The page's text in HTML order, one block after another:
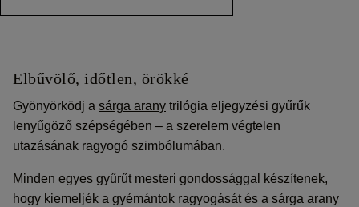
Elbűvölő, időtlen, örökké
Gyönyörködj a sárga arany trilógia eljegyzési gyűrűk
lenyűgöző szépségében – a szerelem végtelen
utazásának ragyogó szimbólumában.
Minden egyes gyűrűt mesteri gondossággal készítenek,
hogy kiemeljék a gyémántok ragyogását és a sárga arany